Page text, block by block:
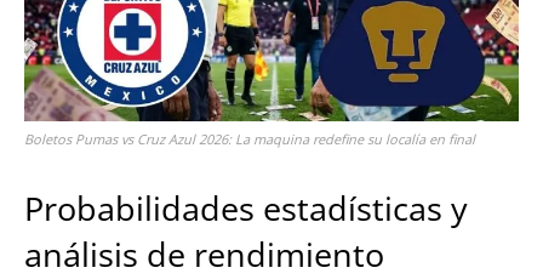
Boletos Pumas vs Cruz Azul 2026: La maquina redefine su localía en final
Probabilidades estadísticas y
análisis de rendimiento